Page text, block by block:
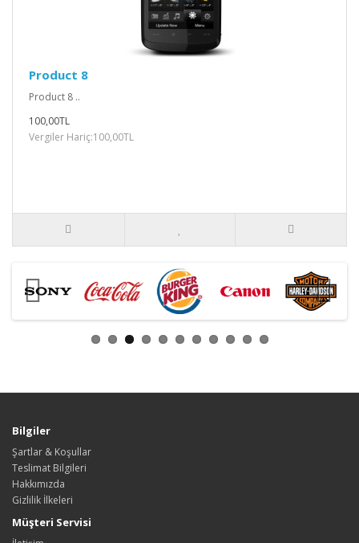
Product 8
Product 8 ..
100,00TL
Vergiler Hariç:100,00TL
Bilgiler
Şartlar & Koşullar
Teslimat Bilgileri
Hakkımızda
Gizlilik İlkeleri
Müşteri Servisi